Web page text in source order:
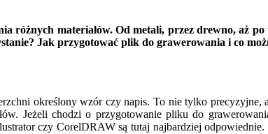
materiałów. Od metali, przez drewno, aż
Jak przygotować plik do grawerowania i co
określony wzór czy napis. To nie tylko
Jeżeli chodzi o przygotowanie pliku do
czy CorelDRAW są tutaj najbardziej